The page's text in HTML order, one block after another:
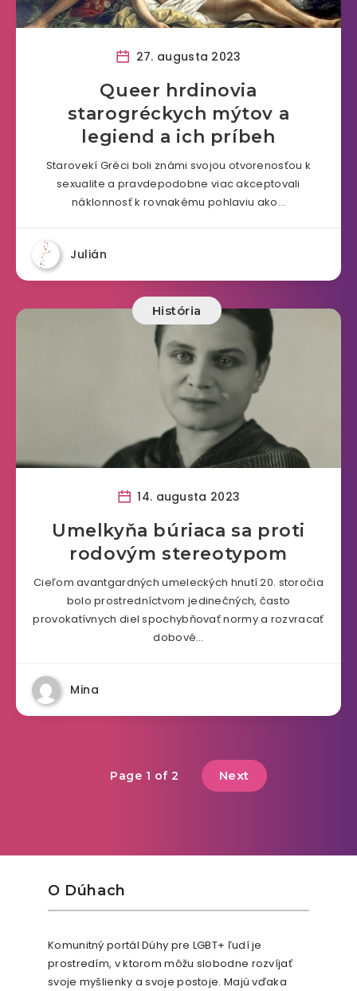
27. augusta 2023
Queer hrdinovia
starogréckych mýtov a
legiend a ich príbeh
Starovekí Gréci boli známi svojou otvorenosťou k
sexualite a pravdepodobne viac akceptovali
náklonnosť k rovnakému pohlaviu ako…
Julián
História
14. augusta 2023
Umelkyňa búriaca sa proti
rodovým stereotypom
Cieľom avantgardných umeleckých hnutí 20. storočia
bolo prostredníctvom jedinečných, často
provokatívnych diel spochybňovať normy a rozvracať
dobové…
Mina
Page 1 of 2 Next
O Dúhach
Komunitný portál Dúhy pre LGBT+ ľudí je
prostredím, v ktorom môžu slobodne rozvíjať
svoje myšlienky a svoje postoje. Majú vďaka